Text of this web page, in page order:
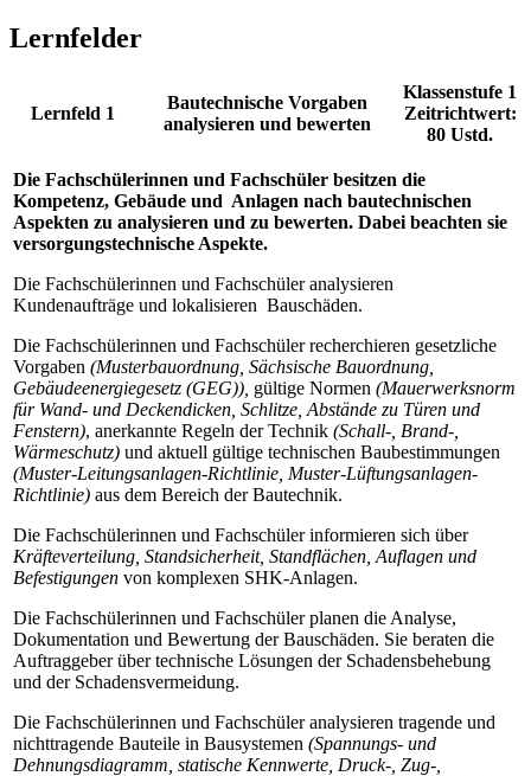
Lernfelder
Lernfeld 1
Bautechnische Vorgaben
analysieren und bewerten
Klassenstufe 1
Zeitrichtwert:
80 Ustd.
Die Fachschülerinnen und Fachschüler besitzen die
Kompetenz, Gebäude und Anlagen nach bautechnischen
Aspekten zu analysieren und zu bewerten. Dabei beachten sie
versorgungstechnische Aspekte.
Die Fachschülerinnen und Fachschüler analysieren
Kundenaufträge und lokalisieren Bauschäden.
Die Fachschülerinnen und Fachschüler recherchieren gesetzliche
Vorgaben (Musterbauordnung, Sächsische Bauordnung,
Gebäudeenergiegesetz (GEG)), gültige Normen (Mauerwerksnorm
für Wand- und Deckendicken, Schlitze, Abstände zu Türen und
Fenstern), anerkannte Regeln der Technik (Schall-, Brand-,
Wärmeschutz) und aktuell gültige technischen Baubestimmungen
(Muster-Leitungsanlagen-Richtlinie, Muster-Lüftungsanlagen-
Richtlinie) aus dem Bereich der Bautechnik.
Die Fachschülerinnen und Fachschüler informieren sich über
Kräfteverteilung, Standsicherheit, Standflächen, Auflagen und
Befestigungen von komplexen SHK-Anlagen.
Die Fachschülerinnen und Fachschüler planen die Analyse,
Dokumentation und Bewertung der Bauschäden. Sie beraten die
Auftraggeber über technische Lösungen der Schadensbehebung
und der Schadensvermeidung.
Die Fachschülerinnen und Fachschüler analysieren tragende und
nichttragende Bauteile in Bausystemen (Spannungs- und
Dehnungsdiagramm, statische Kennwerte, Druck-, Zug-,